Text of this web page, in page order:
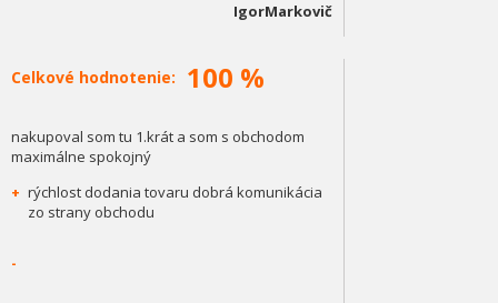
IgorMarkovič
Celkové hodnotenie: 100 %
nakupoval som tu 1.krát a som s obchodom
maximálne spokojný
+ rýchlost dodania tovaru dobrá komunikácia
zo strany obchodu
-